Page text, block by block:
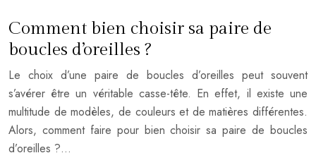
Comment bien choisir sa paire de
boucles d’oreilles ?
Le choix d’une paire de boucles d’oreilles peut souvent
s’avérer être un véritable casse-tête. En effet, il existe une
multitude de modèles, de couleurs et de matières différentes.
Alors, comment faire pour bien choisir sa paire de boucles
d’oreilles ?…